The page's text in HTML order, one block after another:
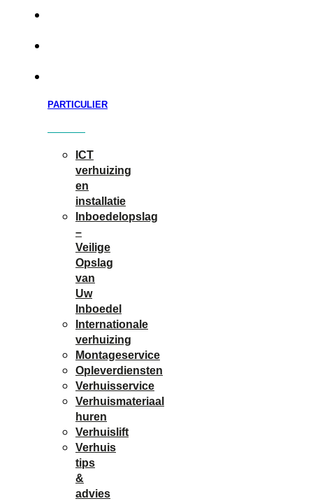
PARTICULIER
ICT
verhuizing
en
installatie
Inboedelopslag
–
Veilige
Opslag
van
Uw
Inboedel
Internationale
verhuizing
Montageservice
Opleverdiensten
Verhuisservice
Verhuismateriaal
huren
Verhuislift
Verhuis
tips
&
advies